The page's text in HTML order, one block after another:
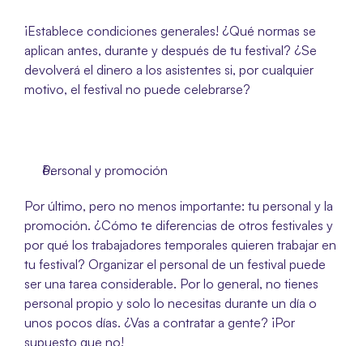
¡Establece condiciones generales! ¿Qué normas se
aplican antes, durante y después de tu festival? ¿Se
devolverá el dinero a los asistentes si, por cualquier
motivo, el festival no puede celebrarse?
Personal y promoción
Por último, pero no menos importante: tu personal y la
promoción. ¿Cómo te diferencias de otros festivales y
por qué los trabajadores temporales quieren trabajar en
tu festival? Organizar el personal de un festival puede
ser una tarea considerable. Por lo general, no tienes
personal propio y solo lo necesitas durante un día o
unos pocos días. ¿Vas a contratar a gente? ¡Por
supuesto que no!